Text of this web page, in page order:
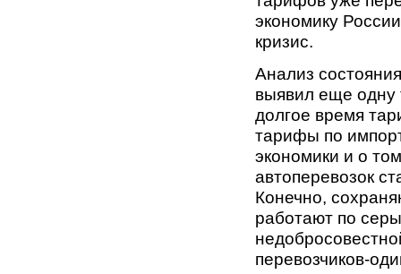
экономику
кризис.
Анализ
выявил еще одну
долгое время
тарифы по
экономики и о
автоперевозок
Конечно,
работают по
перевозчиков-